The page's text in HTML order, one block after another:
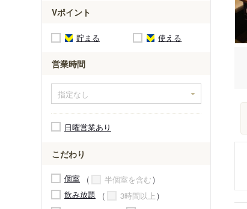
Vポイント
貯まる 使える
営業時間
日曜営業あり
こだわり
個室
半個室を含む
飲み放題
3時間以上